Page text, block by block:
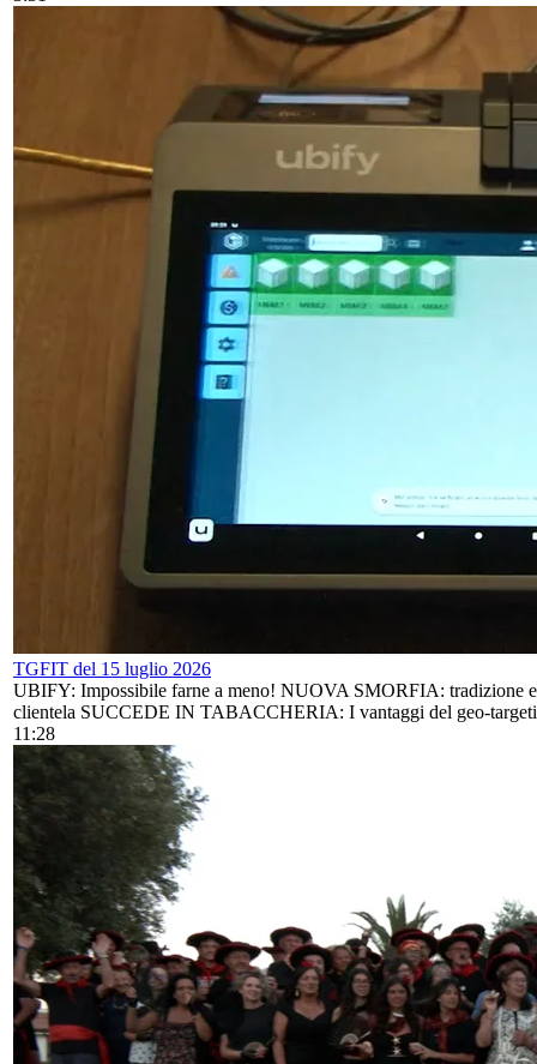
TGFIT del 15 luglio 2026
UBIFY: Impossibile farne a meno! NUOVA SMORFIA: tradizione
clientela SUCCEDE IN TABACCHERIA: I vantaggi del geo-
11:28